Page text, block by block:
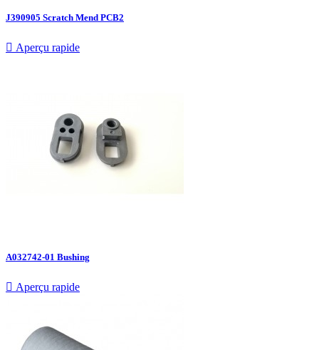
J390905 Scratch Mend PCB2
 Aperçu rapide
A032742-01 Bushing
 Aperçu rapide